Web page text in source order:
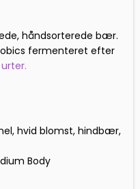
håndsorterede bær.
fermenteret efter
hvid blomst, hindbær,
Body